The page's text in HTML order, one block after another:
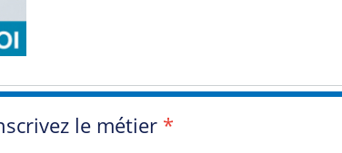
le métier *